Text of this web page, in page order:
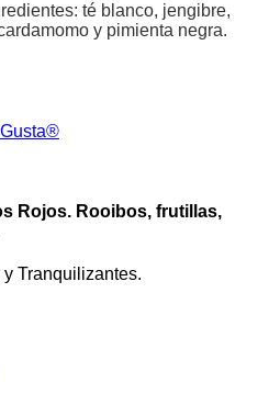
té blanco, jengibre,
y pimienta negra.
Rojos. Rooibos, frutillas,
Tranquilizantes.